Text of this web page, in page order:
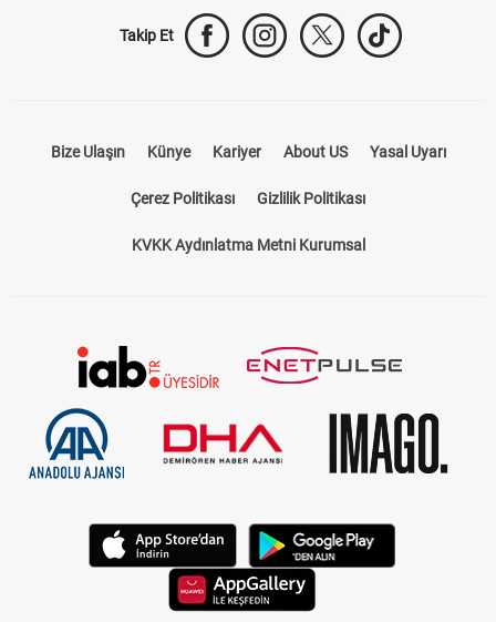
Takip Et
Bize Ulaşın Künye Kariyer About US Yasal Uyarı
Çerez Politikası Gizlilik Politikası
KVKK Aydınlatma Metni Kurumsal